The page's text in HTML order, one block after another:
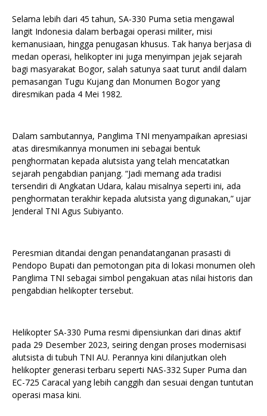
Selama lebih dari 45 tahun, SA-330 Puma setia mengawal
langit Indonesia dalam berbagai operasi militer, misi
kemanusiaan, hingga penugasan khusus. Tak hanya berjasa di
medan operasi, helikopter ini juga menyimpan jejak sejarah
bagi masyarakat Bogor, salah satunya saat turut andil dalam
pemasangan Tugu Kujang dan Monumen Bogor yang
diresmikan pada 4 Mei 1982.
Dalam sambutannya, Panglima TNI menyampaikan apresiasi
atas diresmikannya monumen ini sebagai bentuk
penghormatan kepada alutsista yang telah mencatatkan
sejarah pengabdian panjang. “Jadi memang ada tradisi
tersendiri di Angkatan Udara, kalau misalnya seperti ini, ada
penghormatan terakhir kepada alutsista yang digunakan,” ujar
Jenderal TNI Agus Subiyanto.
Peresmian ditandai dengan penandatanganan prasasti di
Pendopo Bupati dan pemotongan pita di lokasi monumen oleh
Panglima TNI sebagai simbol pengakuan atas nilai historis dan
pengabdian helikopter tersebut.
Helikopter SA-330 Puma resmi dipensiunkan dari dinas aktif
pada 29 Desember 2023, seiring dengan proses modernisasi
alutsista di tubuh TNI AU. Perannya kini dilanjutkan oleh
helikopter generasi terbaru seperti NAS-332 Super Puma dan
EC-725 Caracal yang lebih canggih dan sesuai dengan tuntutan
operasi masa kini.